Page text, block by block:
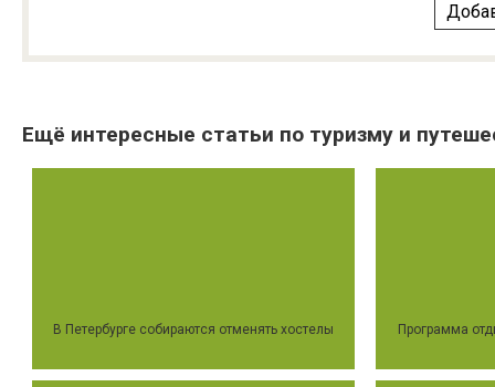
Ещё интересные статьи по туризму и
В Петербурге собираются отменять хостелы Программа